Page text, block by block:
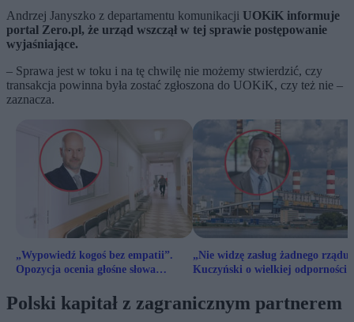
Andrzej Janyszko z departamentu komunikacji UOKiK informuje
portal Zero.pl, że urząd wszczął w tej sprawie postępowanie
wyjaśniające.
– Sprawa jest w toku i na tę chwilę nie możemy stwierdzić, czy
transakcja powinna była zostać zgłoszona do UOKiK, czy też nie –
zaznacza.
„Wypowiedź kogoś bez empatii”.
Opozycja ocenia głośne słowa
„Nie widzę zasług żadnego
Kuczyński o wielkiej odporności
Polski kapitał z zagranicznym partnerem